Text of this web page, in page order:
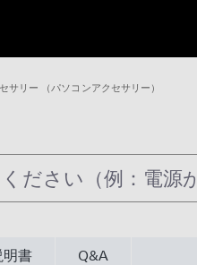
サリー （パソコンアクセサリー）
明書 Q&A